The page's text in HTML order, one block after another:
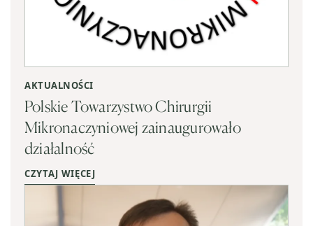
AKTUALNOŚCI
Polskie Towarzystwo Chirurgii
Mikronaczyniowej zainaugurowało
działalność
CZYTAJ WIĘCEJ